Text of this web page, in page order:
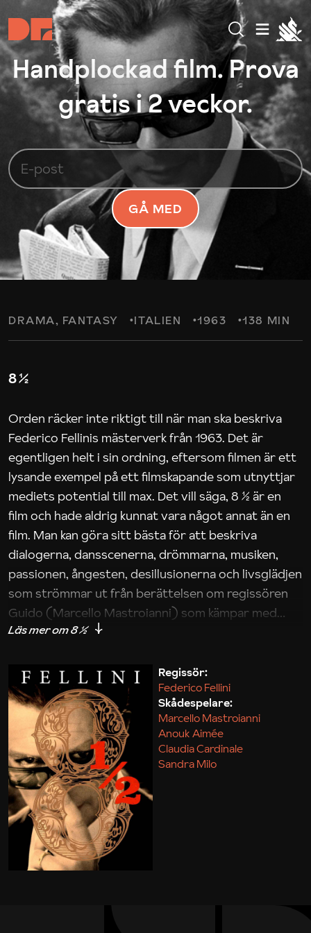
Handplockad film. Prova
gratis i 2 veckor.
GÅ MED
DRAMA FANTASY ITALIEN 1963 138 MIN
8 ½
Orden räcker inte riktigt till när man ska beskriva
Federico Fellinis mästerverk från 1963. Det är
egentligen helt i sin ordning, eftersom filmen är ett
lysande exempel på ett filmskapande som utnyttjar
mediets potential till max. Det vill säga, 8 ½ är en
film och hade aldrig kunnat vara något annat än en
film. Man kan göra sitt bästa för att beskriva
dialogerna, dansscenerna, drömmarna, musiken,
passionen, ångesten, desillusionerna och livsglädjen
som strömmar ut från berättelsen om regissören
Guido (Marcello Mastroianni) som kämpar med
”regi-kramp” under inspelningen av sin nya långfilm,
drömmar och minnen. Det tjänar ingenting till.
Filmen måste ses! Bland alla priser och
listnoteringar genom tiderna finns en Oscar i
kategorin Bästa icke-engelskspråkiga film.
Marit Kapla
Regissör:
Federico Fellini
Skådespelare:
Marcello Mastroianni
Anouk Aimée
Claudia Cardinale
Sandra Milo